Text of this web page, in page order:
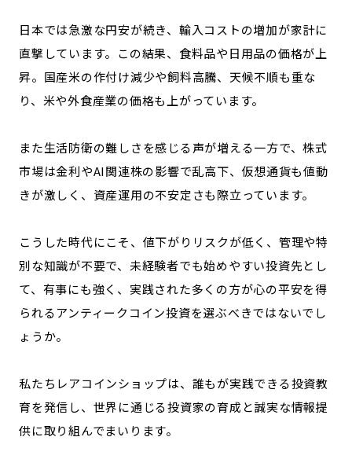
日本では急激な円安が続き、輸入コストの増加が家計に
直撃しています。この結果、食料品や日用品の価格が上
昇。国産米の作付け減少や飼料高騰、天候不順も重な
り、米や外食産業の価格も上がっています。
また生活防衛の難しさを感じる声が増える一方で、株式
市場は金利やAI関連株の影響で乱高下、仮想通貨も値動
きが激しく、資産運用の不安定さも際立っています。
こうした時代にこそ、値下がりリスクが低く、管理や特
別な知識が不要で、未経験者でも始めやすい投資先とし
て、有事にも強く、実践された多くの方が心の平安を得
られるアンティークコイン投資を選ぶべきではないでし
ょうか。
私たちレアコインショップは、誰もが実践できる投資教
育を発信し、世界に通じる投資家の育成と誠実な情報提
供に取り組んでまいります。